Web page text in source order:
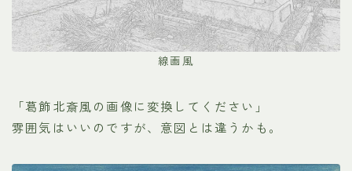
線画風
「葛飾北斎風の画像に変換してください」
雰囲気はいいのですが、意図とは違うかも。